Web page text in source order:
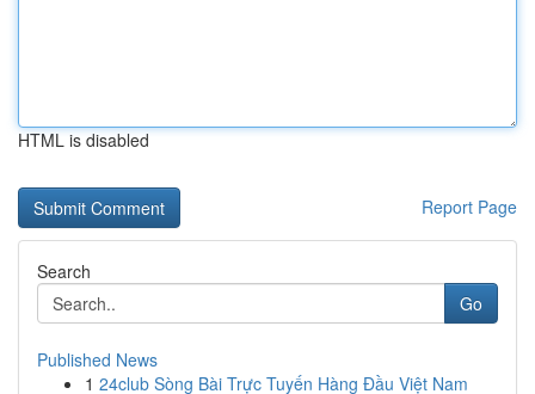
HTML is disabled
Report Page
Search
Go
Published News
1 24club Sòng Bài Trực Tuyến Hàng Đầu Việt Nam